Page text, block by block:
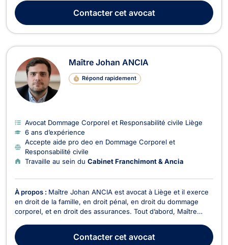
séparation et à la pension alimentaire. Compétente en droit de
la jeunesse, elle s’occupe aus...
Contactercet avocat
Maître Johan ANCIA
Répond rapidement
Avocat Dommage Corporel et Responsabilité civile Liège
6 ans d’expérience
Accepte aide pro deo en Dommage Corporel et
Responsabilité civile
Travaille au sein du Cabinet Franchimont & Ancia
À propos : Maître Johan ANCIA est avocat à Liège et il exerce
en droit de la famille, en droit pénal, en droit du dommage
corporel, et en droit des assurances. Tout d’abord, Maître
délais, lorsqu’il s’agit d’infractions contre les personnes ou
celles contre les biens. Il est a...
Contactercet avocat